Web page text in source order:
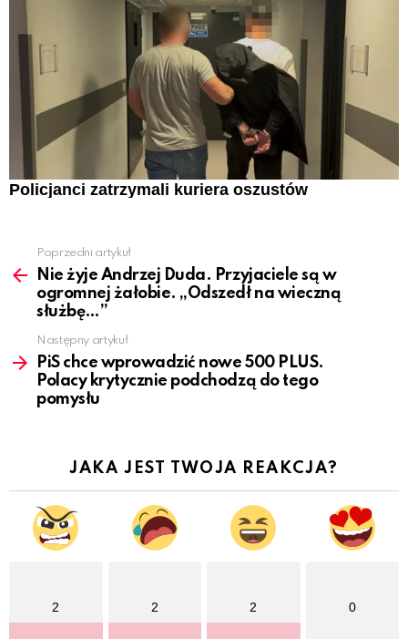
Policjanci zatrzymali kuriera oszustów
more
Poprzedni artykuł
Nie żyje Andrzej Duda. Przyjaciele są w
ogromnej żałobie. „Odszedł na wieczną
służbę…”
Następny artykuł
PiS chce wprowadzić nowe 500 PLUS.
Polacy krytycznie podchodzą do tego
pomysłu
JAKA JEST TWOJA REAKCJA?
2 2 2 0